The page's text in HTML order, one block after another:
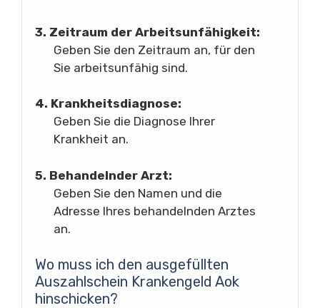
3. Zeitraum der Arbeitsunfähigkeit:
Geben Sie den Zeitraum an, für den
Sie arbeitsunfähig sind.
4. Krankheitsdiagnose:
Geben Sie die Diagnose Ihrer
Krankheit an.
5. Behandelnder Arzt:
Geben Sie den Namen und die
Adresse Ihres behandelnden Arztes
an.
Wo muss ich den ausgefüllten
Auszahlschein Krankengeld Aok
hinschicken?